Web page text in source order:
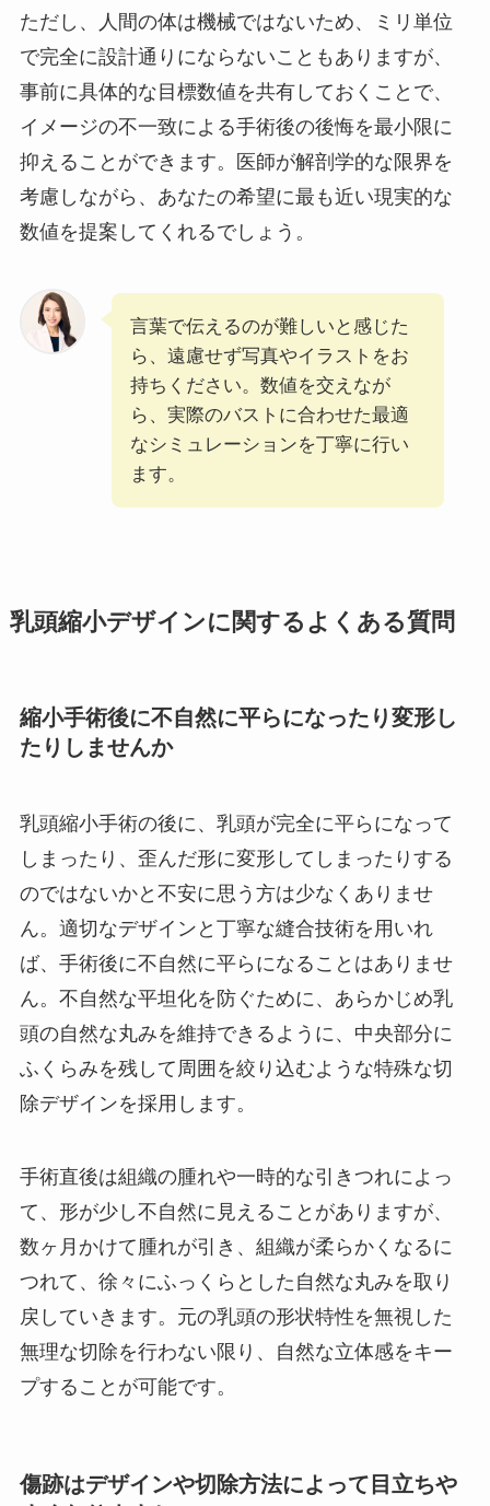
ただし、人間の体は機械ではないため、ミリ単位
で完全に設計通りにならないこともありますが、
事前に具体的な目標数値を共有しておくことで、
イメージの不一致による手術後の後悔を最小限に
抑えることができます。医師が解剖学的な限界を
考慮しながら、あなたの希望に最も近い現実的な
数値を提案してくれるでしょう。
言葉で伝えるのが難しいと感じた
ら、遠慮せず写真やイラストをお
持ちください。数値を交えなが
ら、実際のバストに合わせた最適
なシミュレーションを丁寧に行い
ます。
乳頭縮小デザインに関するよくある質問
縮小手術後に不自然に平らになったり変形し
たりしませんか
乳頭縮小手術の後に、乳頭が完全に平らになって
しまったり、歪んだ形に変形してしまったりする
のではないかと不安に思う方は少なくありませ
ん。適切なデザインと丁寧な縫合技術を用いれ
ば、手術後に不自然に平らになることはありませ
ん。不自然な平坦化を防ぐために、あらかじめ乳
頭の自然な丸みを維持できるように、中央部分に
ふくらみを残して周囲を絞り込むような特殊な切
除デザインを採用します。
手術直後は組織の腫れや一時的な引きつれによっ
て、形が少し不自然に見えることがありますが、
数ヶ月かけて腫れが引き、組織が柔らかくなるに
つれて、徐々にふっくらとした自然な丸みを取り
戻していきます。元の乳頭の形状特性を無視した
無理な切除を行わない限り、自然な立体感をキー
プすることが可能です。
傷跡はデザインや切除方法によって目立ちや